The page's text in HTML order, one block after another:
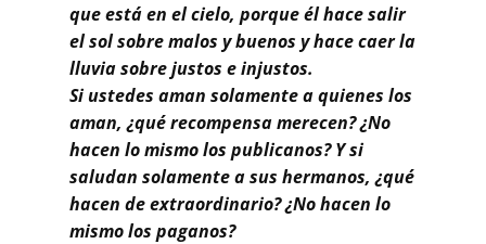
que está en el cielo, porque él hace salir
el sol sobre malos y buenos y hace caer la
lluvia sobre justos e injustos.
Si ustedes aman solamente a quienes los
aman, ¿qué recompensa merecen? ¿No
hacen lo mismo los publicanos? Y si
saludan solamente a sus hermanos, ¿qué
hacen de extraordinario? ¿No hacen lo
mismo los paganos?